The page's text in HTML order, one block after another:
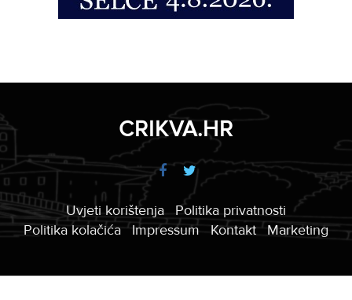
CRIKVA.HR
Uvjeti korištenja
Politika privatnosti
Politika kolačića
Impressum Kontakt Marketing